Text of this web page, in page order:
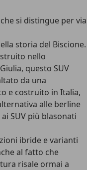
si distingue per via
storia del Biscione.
nello
questo SUV
da una
e costruito in Italia,
alle berline
SUV più blasonati
ibride e varianti
al fatto che
risale ormai a